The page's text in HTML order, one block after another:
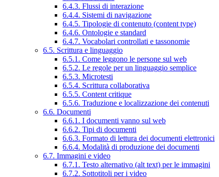
6.4.3. Flussi di interazione
6.4.4. Sistemi di navigazione
6.4.5. Tipologie di contenuto (content type)
6.4.6. Ontologie e standard
6.4.7. Vocabolari controllati e tassonomie
6.5. Scrittura e linguaggio
6.5.1. Come leggono le persone sul web
6.5.2. Le regole per un linguaggio semplice
6.5.3. Microtesti
6.5.4. Scrittura collaborativa
6.5.5. Content critique
6.5.6. Traduzione e localizzazione dei contenuti
6.6. Documenti
6.6.1. I documenti vanno sul web
6.6.2. Tipi di documenti
6.6.3. Formato di lettura dei documenti elettronici
6.6.4. Modalità di produzione dei documenti
6.7. Immagini e video
6.7.1. Testo alternativo (alt text) per le immagini
6.7.2. Sottotitoli per i video